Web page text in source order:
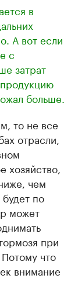
в
А вот если
с
затрат
больше.
то не все
отрасли,
хозяйство,
чем
по
может
при
что
внимание